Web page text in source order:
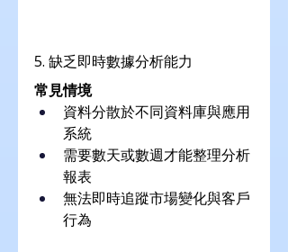
5. 缺乏即時數據分析能力
常見情境
資料分散於不同資料庫與應用
系統
需要數天或數週才能整理分析
報表
無法即時追蹤市場變化與客戶
行為